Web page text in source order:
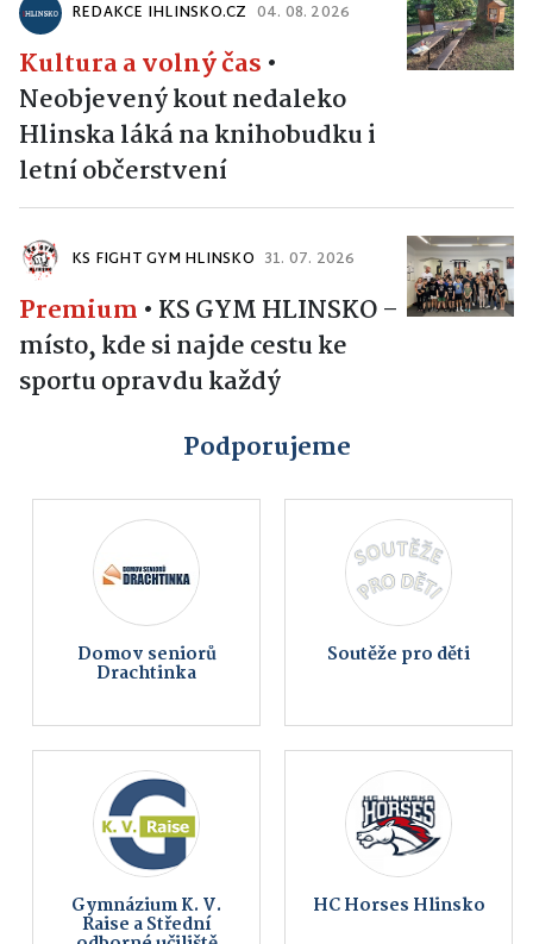
REDAKCE IHLINSKO.CZ 04. 08. 2026
Kultura a volný čas •
Neobjevený kout nedaleko
Hlinska láká na knihobudku i
letní občerstvení
KS FIGHT GYM HLINSKO 31. 07. 2026
Premium • KS GYM HLINSKO –
místo, kde si najde cestu ke
sportu opravdu každý
Podporujeme
Domov seniorů
Drachtinka
Soutěže pro děti
Gymnázium K. V.
Raise a Střední
HC Horses Hlinsko